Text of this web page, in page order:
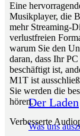
Der Laden
Was uns
Eine
Musikplayer, die
mehr Streaming-
verlustfreien
warum Sie den
daran, dass Ihr
beschäftigt ist,
M1T ist
Sie werden die
hören.
Verbesserte